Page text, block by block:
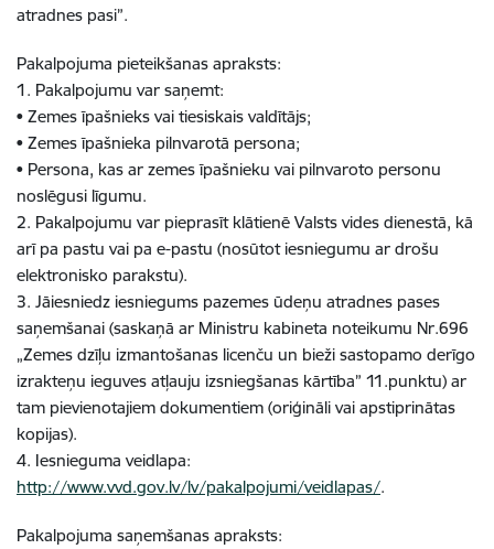
atradnes pasi”.
Pakalpojuma pieteikšanas apraksts:
1. Pakalpojumu var saņemt:
• Zemes īpašnieks vai tiesiskais valdītājs;
• Zemes īpašnieka pilnvarotā persona;
• Persona, kas ar zemes īpašnieku vai pilnvaroto personu
noslēgusi līgumu.
2. Pakalpojumu var pieprasīt klātienē Valsts vides dienestā, kā
arī pa pastu vai pa e-pastu (nosūtot iesniegumu ar drošu
elektronisko parakstu).
3. Jāiesniedz iesniegums pazemes ūdeņu atradnes pases
saņemšanai (saskaņā ar Ministru kabineta noteikumu Nr.696
„Zemes dzīļu izmantošanas licenču un bieži sastopamo derīgo
izrakteņu ieguves atļauju izsniegšanas kārtība” 11.punktu) ar
tam pievienotajiem dokumentiem (oriģināli vai apstiprinātas
kopijas).
4. Iesnieguma veidlapa:
http://www.vvd.gov.lv/lv/pakalpojumi/veidlapas/.
Pakalpojuma saņemšanas apraksts: